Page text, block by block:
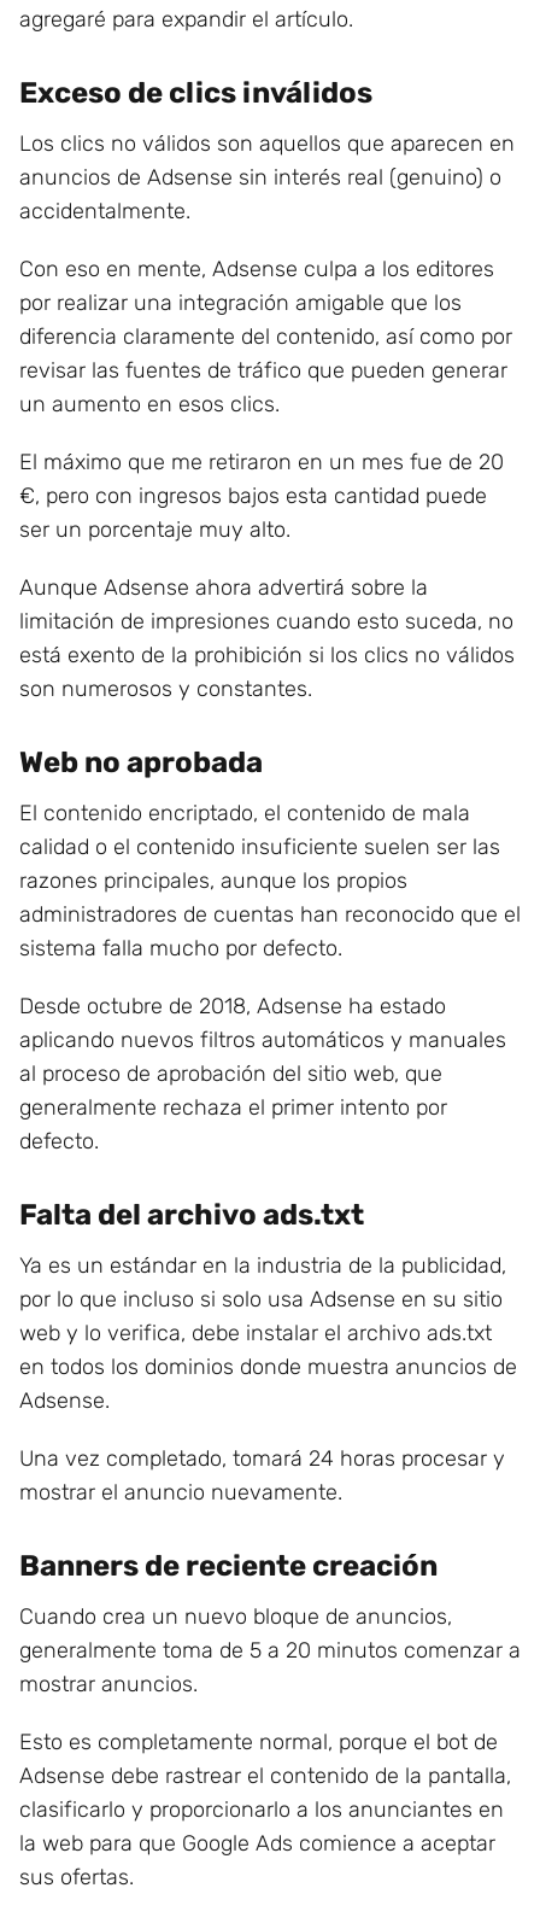
agregaré para expandir el artículo.
Exceso de clics inválidos
Los clics no válidos son aquellos que aparecen en
anuncios de Adsense sin interés real (genuino) o
accidentalmente.
Con eso en mente, Adsense culpa a los editores
por realizar una integración amigable que los
diferencia claramente del contenido, así como por
revisar las fuentes de tráfico que pueden generar
un aumento en esos clics.
El máximo que me retiraron en un mes fue de 20
€, pero con ingresos bajos esta cantidad puede
ser un porcentaje muy alto.
Aunque Adsense ahora advertirá sobre la
limitación de impresiones cuando esto suceda, no
está exento de la prohibición si los clics no válidos
son numerosos y constantes.
Web no aprobada
El contenido encriptado, el contenido de mala
calidad o el contenido insuficiente suelen ser las
razones principales, aunque los propios
administradores de cuentas han reconocido que el
sistema falla mucho por defecto.
Desde octubre de 2018, Adsense ha estado
aplicando nuevos filtros automáticos y manuales
al proceso de aprobación del sitio web, que
generalmente rechaza el primer intento por
defecto.
Falta del archivo ads.txt
Ya es un estándar en la industria de la publicidad,
por lo que incluso si solo usa Adsense en su sitio
web y lo verifica, debe instalar el archivo ads.txt
en todos los dominios donde muestra anuncios de
Adsense.
Una vez completado, tomará 24 horas procesar y
mostrar el anuncio nuevamente.
Banners de reciente creación
Cuando crea un nuevo bloque de anuncios,
generalmente toma de 5 a 20 minutos comenzar a
mostrar anuncios.
Esto es completamente normal, porque el bot de
Adsense debe rastrear el contenido de la pantalla,
clasificarlo y proporcionarlo a los anunciantes en
la web para que Google Ads comience a aceptar
sus ofertas.